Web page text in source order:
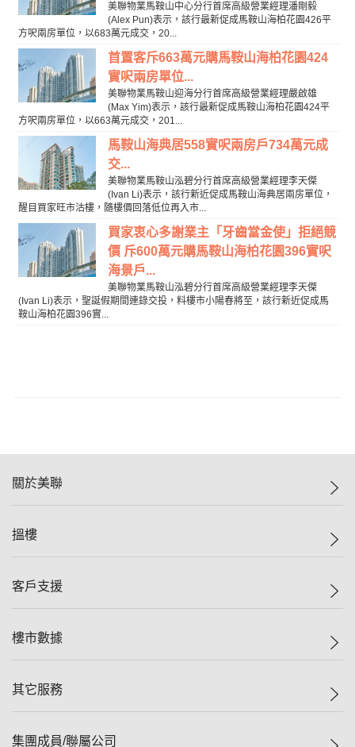
美聯物業馬鞍山中心分行首席高級營業經理潘剛毅
(Alex Pun)表示，該行最新促成馬鞍山海柏花園426平
方呎兩房單位，以683萬元成交，20...
首置客斥663萬元購馬鞍山海柏花園424
實呎兩房單位...
美聯物業馬鞍山迎海分行首席高級營業經理嚴啟雄
(Max Yim)表示，該行最新促成馬鞍山海柏花園424平
方呎兩房單位，以663萬元成交，201...
馬鞍山海典居558實呎兩房戶734萬元成
交...
美聯物業馬鞍山泓碧分行首席高級營業經理李天傑
(Ivan Li)表示，該行新近促成馬鞍山海典居兩房單位，
醒目買家旺市沽樓，隨樓價回落低位再入市...
買家衷心多謝業主「牙齒當金使」拒絕競
價 斥600萬元購馬鞍山海柏花園396實呎
海景戶...
美聯物業馬鞍山泓碧分行首席高級營業經理李天傑
(Ivan Li)表示，聖誕假期間連錄交投，料樓市小陽春將至，該行新近促成馬
鞍山海柏花園396實...
關於美聯
美聯集團
人才招募
搵樓
一手新盤
減價
美聯豪宅
獨家樓盤
租盤
客戶支援
自助放盤
查詢熱線
按揭計算機
樓市數據
樓價指數
其它服務
屋苑專頁
集團成員/聯屬公司